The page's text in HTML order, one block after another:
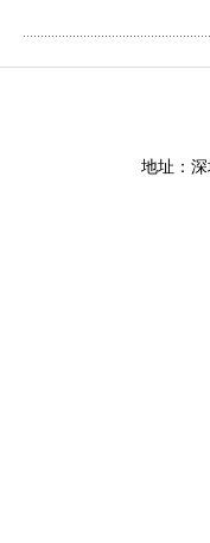
地址：深